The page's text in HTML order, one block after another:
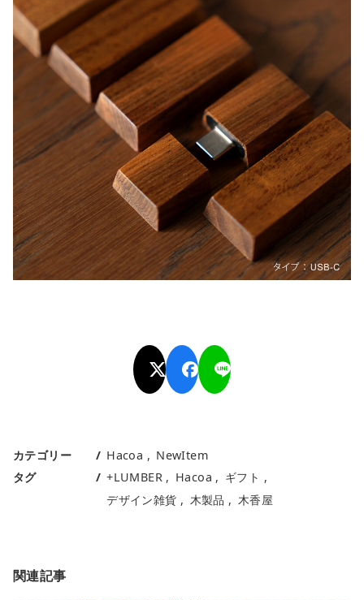
カテゴリー Hacoa
NewItem
タグ
+LUMBER Hacoa
ギフト
デザイン雑貨
木製品 木香屋
関連記事